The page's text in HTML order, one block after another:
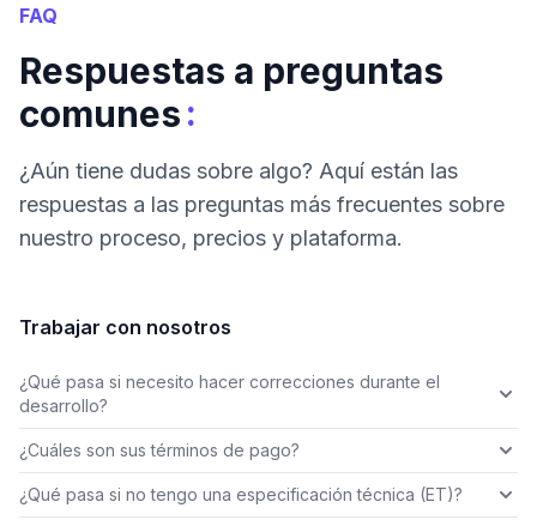
FAQ
Respuestas a preguntas
comunes:
¿Aún tiene dudas sobre algo? Aquí están las
respuestas a las preguntas más frecuentes sobre
nuestro proceso, precios y plataforma.
Trabajar con nosotros
¿Qué pasa si necesito hacer correcciones durante el
desarrollo?
¿Cuáles son sus términos de pago?
¿Qué pasa si no tengo una especificación técnica (ET)?